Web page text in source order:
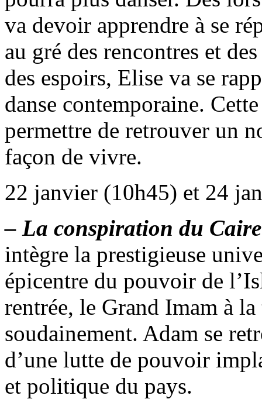
va devoir apprendre à se
au gré des rencontres et
des espoirs, Elise va se
danse contemporaine.
permettre de retrouver un
façon de vivre.
22 janvier (10h45) et 24
– La conspiration du Caire
intègre la prestigieuse
épicentre du pouvoir de
rentrée, le Grand Imam à
soudainement. Adam se
d’une lutte de pouvoir
et politique du pays.